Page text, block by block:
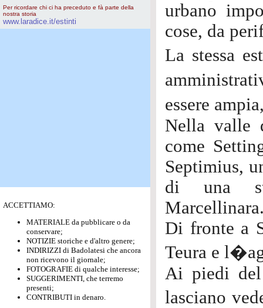
Per ricordare chi ci ha preceduto e fà parte della
nostra storia
www.laradice.it/estinti
ACCETTIAMO:
MATERIALE da pubblicare o da
conservare;
NOTIZIE storiche e d'altro genere;
INDIRIZZI di Badolatesi che ancora
non ricevono il giornale;
FOTOGRAFIE di qualche interesse;
SUGGERIMENTI, che terremo
presenti;
CONTRIBUTI in denaro.
urbano
cose, da
La stessa
essere
Nella valle
come
Septimius,
di una
Di fronte a
Teura e
Ai piedi del
lasciano